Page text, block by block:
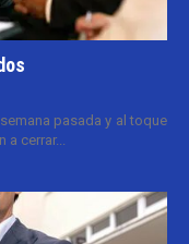
pasada y al toque
cerrar...